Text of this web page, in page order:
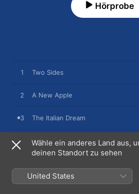
Hörprobe
1 Two Sides
2 A New Apple
3 The Italian Dream
4 In the Middle of Nowwhere
6 Mysterious Ballad
Wähle ein anderes Land aus,
deinen Standort zu sehen
United States